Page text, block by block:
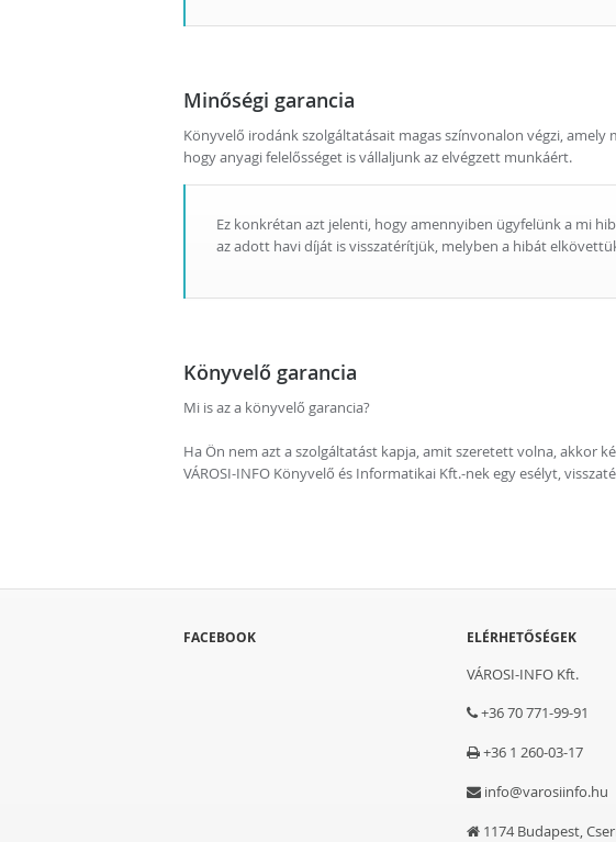
Minőségi garancia
Könyvelő irodánk szolgáltatásait magas színvonalon végzi,
hogy anyagi felelősséget is vállaljunk az elvégzett munkáért.
Ez konkrétan azt jelenti, hogy amennyiben ügyfelünk a mi
az adott havi díját is visszatérítjük, melyben a hibát
Könyvelő garancia
Mi is az a könyvelő garancia?
Ha Ön nem azt a szolgáltatást kapja, amit szeretett volna, akkor
VÁROSI-INFO Könyvelő és Informatikai Kft.-nek egy esélyt,
FACEBOOK ELÉRHETŐSÉGEK
VÁROSI-INFO Kft.
+36 70 771-99-91
+36 1 260-03-17
info@varosiinfo.hu
1174 Budapest,